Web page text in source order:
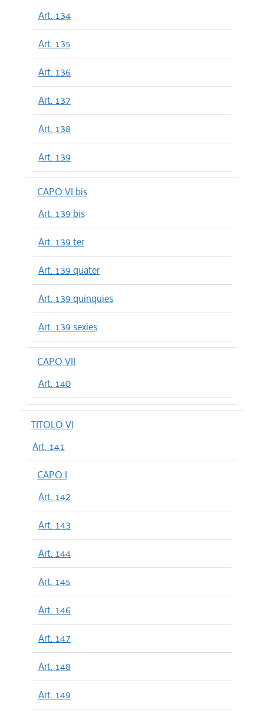
Art. 134
Art. 135
Art. 136
Art. 137
Art. 138
Art. 139
CAPO VI bis
Art. 139 bis
Art. 139 ter
Art. 139 quater
Art. 139 quinquies
Art. 139 sexies
CAPO VII
Art. 140
TITOLO VI
Art. 141
CAPO I
Art. 142
Art. 143
Art. 144
Art. 145
Art. 146
Art. 147
Art. 148
Art. 149